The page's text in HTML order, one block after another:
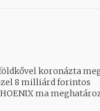
koronázta
8 milliárd forintos